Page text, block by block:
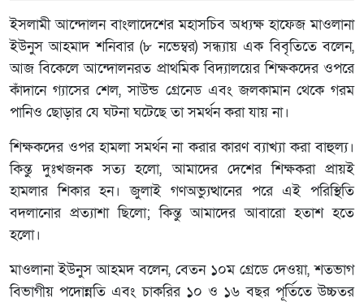
ইসলামী আন্দোলন বাংলাদেশের মহাসচিব অধ্যক্ষ হাফেজ মাওলানা
ইউনুস আহমাদ শনিবার (৮ নভেম্বর) সন্ধ্যায় এক বিবৃতিতে বলেন,
আজ বিকেলে আন্দোলনরত প্রাথমিক বিদ্যালয়ের শিক্ষকদের ওপরে
কাঁদানে গ্যাসের শেল, সাউন্ড গ্রেনেড এবং জলকামান থেকে গরম
পানিও ছোড়ার যে ঘটনা ঘটেছে তা সমর্থন করা যায় না।
শিক্ষকদের ওপর হামলা সমর্থন না করার কারণ ব্যাখ্যা করা বাহুল্য।
কিন্তু দুঃখজনক সত্য হলো, আমাদের দেশের শিক্ষকরা প্রায়ই
হামলার শিকার হন। জুলাই গণঅভ্যুত্থানের পরে এই পরিস্থিতি
বদলানোর প্রত্যাশা ছিলো; কিন্তু আমাদের আবারো হতাশ হতে
হলো।
মাওলানা ইউনুস আহমদ বলেন, বেতন ১০ম গ্রেডে দেওয়া, শতভাগ
বিভাগীয় পদোন্নতি এবং চাকরির ১০ ও ১৬ বছর পূর্তিতে উচ্চতর